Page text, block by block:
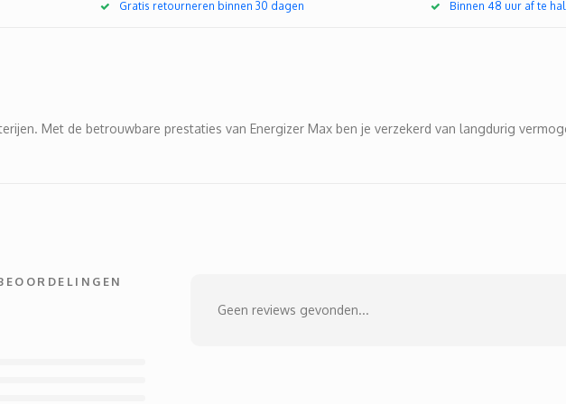
Gratis retourneren binnen 30 dagen Binnen 48 uur af te
Met de betrouwbare prestaties van Energizer Max ben je verzekerd van langdurig
Geen reviews gevonden...